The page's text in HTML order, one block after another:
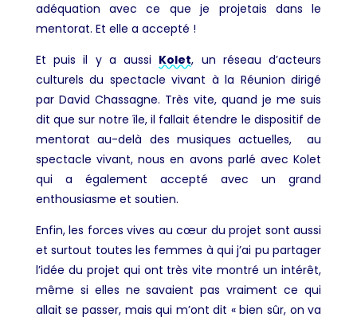
adéquation avec ce que je projetais dans le
mentorat. Et elle a accepté !
Et puis il y a aussi Kolet, un réseau d’acteurs
culturels du spectacle vivant à la Réunion dirigé
par David Chassagne. Très vite, quand je me suis
dit que sur notre île, il fallait étendre le dispositif de
mentorat au-delà des musiques actuelles, au
spectacle vivant, nous en avons parlé avec Kolet
qui a également accepté avec un grand
enthousiasme et soutien.
Enfin, les forces vives au cœur du projet sont aussi
et surtout toutes les femmes à qui j’ai pu partager
l’idée du projet qui ont très vite montré un intérêt,
même si elles ne savaient pas vraiment ce qui
allait se passer, mais qui m’ont dit « bien sûr, on va